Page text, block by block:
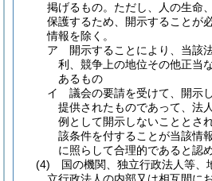
掲げるもの。 ただし、人の生命
保護するため、開示することが
情報を除く。
ア
開示することにより、当該
利、競争上の地位その他正当
あるもの
イ
議会の要請を受けて、開示
提供されたものであって、法
例として開示しないこととさ
該条件を付することが当該情
に照らして合理的であると認
(4)
国の機関、独立行政法人等、